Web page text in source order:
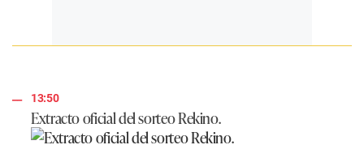
13:50
Extracto oficial del sorteo Rekino.